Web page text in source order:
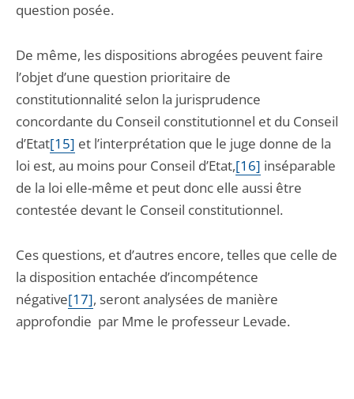
question posée.
De même, les dispositions abrogées peuvent faire
l’objet d’une question prioritaire de
constitutionnalité selon la jurisprudence
concordante du Conseil constitutionnel et du Conseil
d’Etat[15] et l’interprétation que le juge donne de la
loi est, au moins pour Conseil d’Etat,[16] inséparable
de la loi elle-même et peut donc elle aussi être
contestée devant le Conseil constitutionnel.
Ces questions, et d’autres encore, telles que celle de
la disposition entachée d’incompétence
négative[17], seront analysées de manière
approfondie par Mme le professeur Levade.